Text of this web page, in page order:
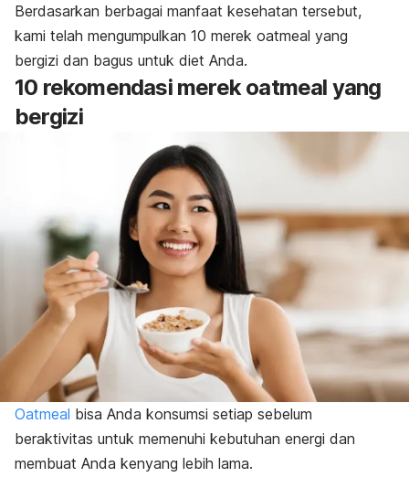
Berdasarkan berbagai manfaat kesehatan tersebut,
kami telah mengumpulkan 10 merek oatmeal yang
bergizi dan bagus untuk diet Anda.
10 rekomendasi merek oatmeal yang
bergizi
Oatmeal bisa Anda konsumsi setiap sebelum
beraktivitas untuk memenuhi kebutuhan energi dan
membuat Anda kenyang lebih lama.